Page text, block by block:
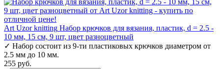
Art Uzor knitting Набор крючков для вязания, пластик, d = 2.5 -
10 мм, 15 см, 9 шт, цвет разноцветный
✓ Набор состоит из 9-ти пластиковых крючков диаметром от
2.5 мм до 10 мм.
255 руб.